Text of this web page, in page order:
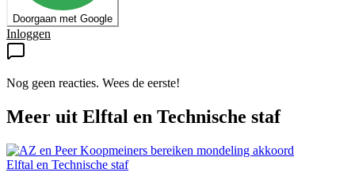
Doorgaan met Google
Inloggen
Nog geen reacties. Wees de eerste!
Meer uit Elftal en Technische staf
Elftal en Technische staf